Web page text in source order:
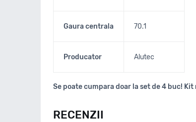
Gaura centrala 70.1
Producator Alutec
Se poate cumpara doar la set de 4 buc! Kit
RECENZII